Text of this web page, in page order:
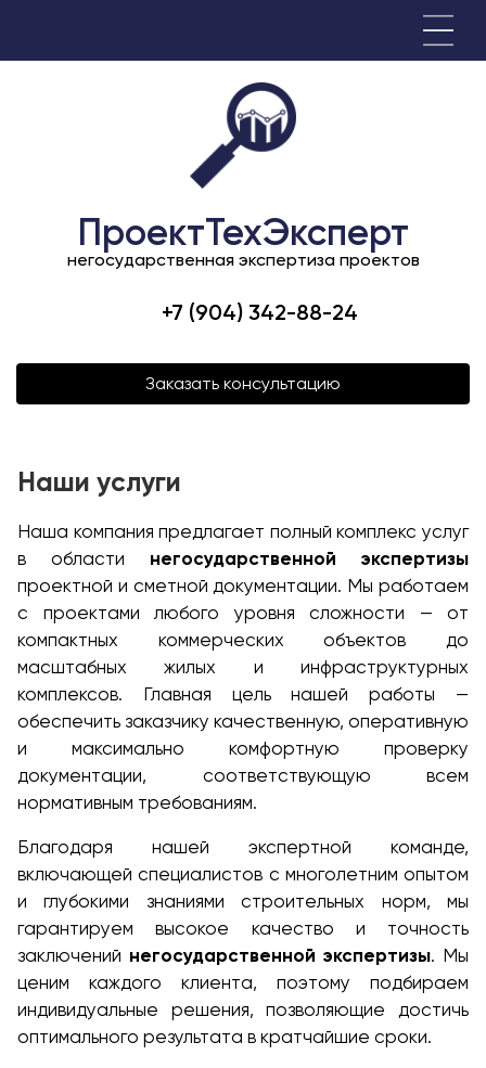
ПроектТехЭксперт
негосударственная экспертиза проектов
+7 (904) 342-88-24
Заказать консультацию
Наши услуги
Наша компания предлагает полный комплекс услуг
в области негосударственной экспертизы
проектной и сметной документации. Мы работаем
с проектами любого уровня сложности — от
компактных коммерческих объектов до
масштабных жилых и инфраструктурных
комплексов. Главная цель нашей работы —
обеспечить заказчику качественную, оперативную
и максимально комфортную проверку
документации, соответствующую всем
нормативным требованиям.
Благодаря нашей экспертной команде,
включающей специалистов с многолетним опытом
и глубокими знаниями строительных норм, мы
гарантируем высокое качество и точность
заключений негосударственной экспертизы. Мы
ценим каждого клиента, поэтому подбираем
индивидуальные решения, позволяющие достичь
оптимального результата в кратчайшие сроки.